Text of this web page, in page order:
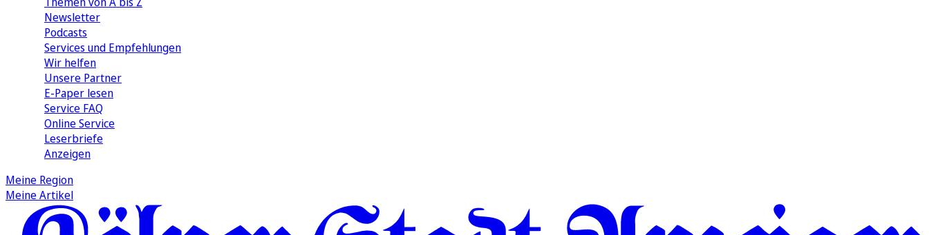
Newsletter
Podcasts
Services und Empfehlungen
Wir helfen
Unsere Partner
E-Paper lesen
Service FAQ
Online Service
Leserbriefe
Anzeigen
Meine Region
Meine Artikel